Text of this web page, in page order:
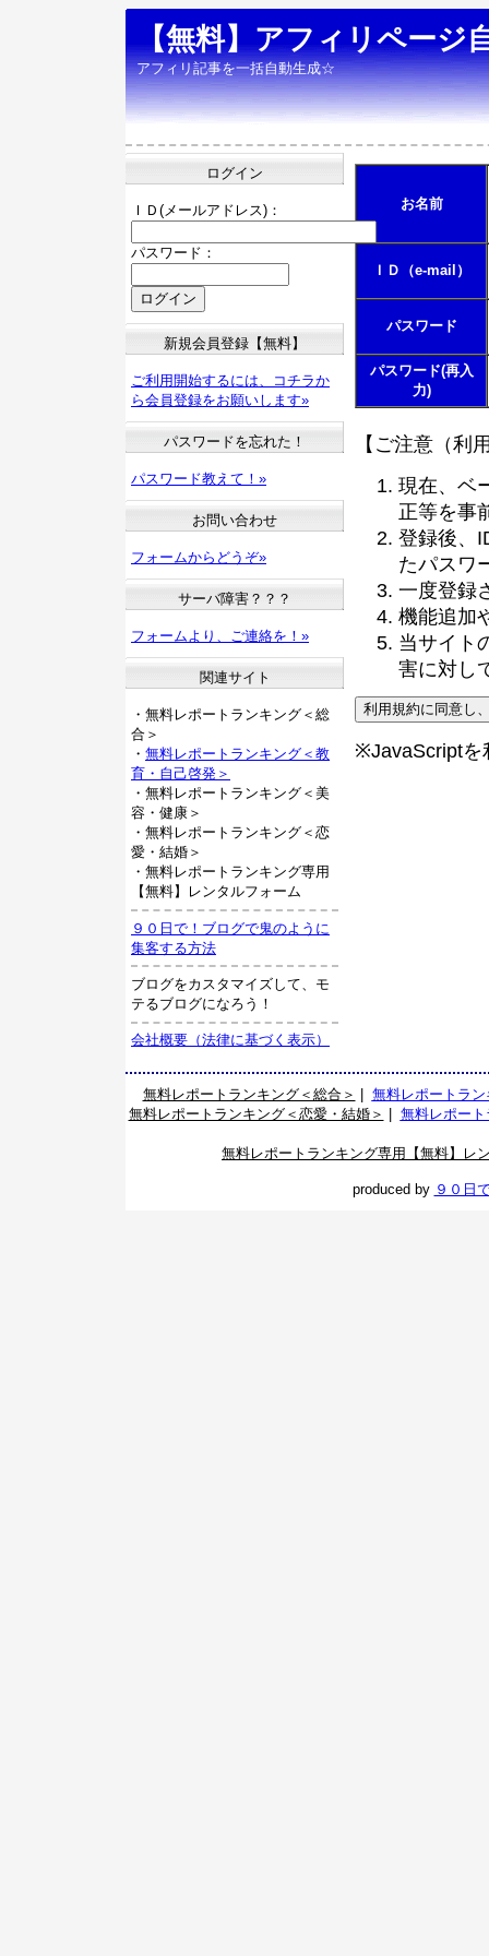
【無料】アフィリページ
アフィリ記事を一括自動生成☆
お名前
ＩＤ（e-mail）
パスワード
パスワード(再入
力)
【ご注意（利
現在、ベ
正等を事
登録後、
たパスワ
一度登録
機能追加
当サイト
害に対し
※JavaScriptを
ログイン
ＩＤ(メールアドレス)：
パスワード：
新規会員登録【無料】
ご利用開始するには、コチラか
ら会員登録をお願いします»
パスワードを忘れた！
パスワード教えて！»
お問い合わせ
フォームからどうぞ»
サーバ障害？？？
フォームより、ご連絡を！»
関連サイト
・無料レポートランキング＜総
合＞
・ 無料レポートランキング＜教
育・自己啓発＞
・無料レポートランキング＜美
容・健康＞
・無料レポートランキング＜恋
愛・結婚＞
・無料レポートランキング専用
【無料】レンタルフォーム
９０日で！ブログで鬼のように
集客する方法
ブログをカスタマイズして、モ
テるブログになろう！
会社概要（法律に基づく表示）
無料レポートランキング＜総合＞
無料レポートラ
無料レポートランキング＜恋愛・結婚＞
無料レポー
無料レポートランキング専用【無料】レ
produced by ９０日